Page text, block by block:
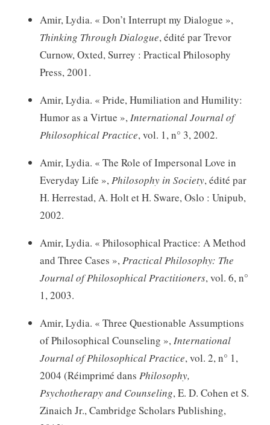
Amir, Lydia. « Don’t Interrupt my Dialogue »,
Thinking Through Dialogue, édité par Trevor
Curnow, Oxted, Surrey : Practical Philosophy
Press, 2001.
Amir, Lydia. « Pride, Humiliation and Humility:
Humor as a Virtue »,International Journal of
Philosophical Practice, vol. 1, n° 3, 2002.
Amir, Lydia. « The Role of Impersonal Love in
Everyday Life »,Philosophy in Society, édité par
H. Herrestad, A. Holt et H. Sware, Oslo : Unipub,
2002.
Amir, Lydia. « Philosophical Practice: A Method
and Three Cases »,Practical Philosophy: The
Journal of Philosophical Practitioners, vol. 6, n°
1, 2003.
Amir, Lydia. « Three Questionable Assumptions
of Philosophical Counseling »,International
Journal of Philosophical Practice, vol. 2, n° 1,
2004 (Réimprimé dans Philosophy,
Psychotherapy and Counseling, E. D. Cohen et S.
Zinaich Jr., Cambridge Scholars Publishing,